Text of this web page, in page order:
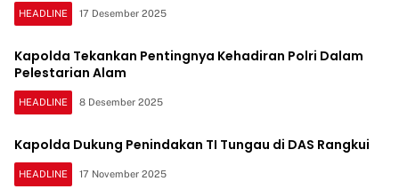
HEADLINE 17 Desember 2025
Kapolda Tekankan Pentingnya Kehadiran Polri Dalam
Pelestarian Alam
HEADLINE 8 Desember 2025
Kapolda Dukung Penindakan TI Tungau di DAS Rangkui
HEADLINE 17 November 2025